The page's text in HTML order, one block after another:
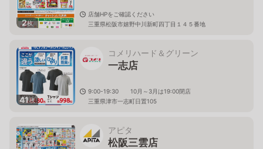
2枚
店舗HPをご確認ください
三重県松阪市嬉野中川新町四丁目１４５番地
41枚
コメリハード＆グリーン
一志店
9:00-19:30 10月～3月は19:00閉店
三重県津市一志町日置105
アピタ
松阪三雲店